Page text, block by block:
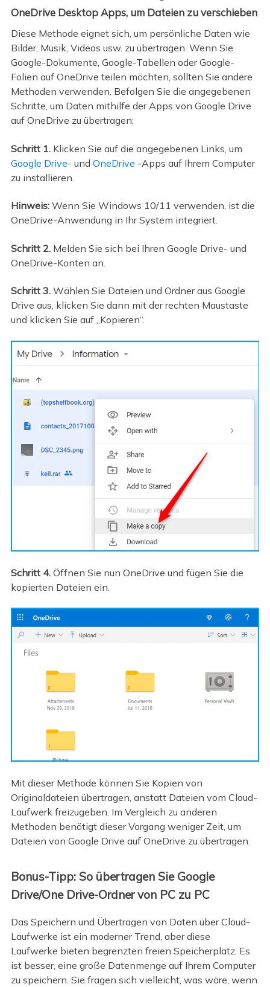
OneDrive Desktop Apps, um Dateien zu verschieben
Diese Methode eignet sich, um persönliche Daten wie
Bilder, Musik, Videos usw. zu übertragen. Wenn Sie
Google-Dokumente, Google-Tabellen oder Google-
Folien auf OneDrive teilen möchten, sollten Sie andere
Methoden verwenden. Befolgen Sie die angegebenen
Schritte, um Daten mithilfe der Apps von Google Drive
auf OneDrive zu übertragen:
Schritt 1.Klicken Sie auf die angegebenen Links, um
Google Drive- und OneDrive -Apps auf Ihrem Computer
zu installieren.
Hinweis:Wenn Sie Windows 10/11 verwenden, ist die
OneDrive-Anwendung in Ihr System integriert.
Schritt 2.Melden Sie sich bei Ihren Google Drive- und
OneDrive-Konten an.
Schritt 3.Wählen Sie Dateien und Ordner aus Google
Drive aus, klicken Sie dann mit der rechten Maustaste
und klicken Sie auf „Kopieren“.
Schritt 4.Öffnen Sie nun OneDrive und fügen Sie die
kopierten Dateien ein.
Mit dieser Methode können Sie Kopien von
Originaldateien übertragen, anstatt Dateien vom Cloud-
Laufwerk freizugeben. Im Vergleich zu anderen
Methoden benötigt dieser Vorgang weniger Zeit, um
Dateien von Google Drive auf OneDrive zu übertragen.
Bonus-Tipp: So übertragen Sie Google
Drive/One Drive-Ordner von PC zu PC
Das Speichern und Übertragen von Daten über Cloud-
Laufwerke ist ein moderner Trend, aber diese
Laufwerke bieten begrenzten freien Speicherplatz. Es
ist besser, eine große Datenmenge auf Ihrem Computer
zu speichern. Sie fragen sich vielleicht, was wäre, wenn